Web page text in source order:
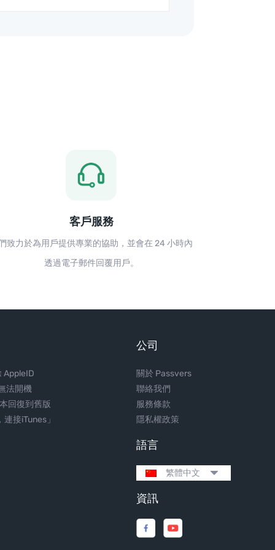
客戶服務
致力於為用戶提供專業的協助，並會在 24 小時內
透過電子郵件回覆用戶。
AppleID
法開機
回復到舊版
接iTunes」
公司
關於 Passvers
聯絡我們
服務條款
隱私權政策
語言
繁體中文
資訊